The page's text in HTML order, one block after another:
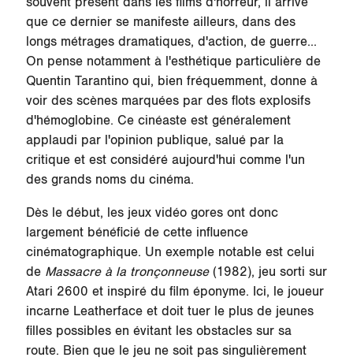
que ce dernier se manifeste ailleurs, dans des
longs métrages dramatiques, d'action, de guerre...
On pense notamment à l'esthétique particulière de
Quentin Tarantino qui, bien fréquemment, donne à
voir des scènes marquées par des flots explosifs
d'hémoglobine. Ce cinéaste est généralement
applaudi par l'opinion publique, salué par la
critique et est considéré aujourd'hui comme l'un
des grands noms du cinéma.
Dès le début, les jeux vidéo gores ont donc
largement bénéficié de cette influence
cinématographique. Un exemple notable est celui
de Massacre à la tronçonneuse (1982), jeu sorti sur
Atari 2600 et inspiré du film éponyme. Ici, le joueur
incarne Leatherface et doit tuer le plus de jeunes
filles possibles en évitant les obstacles sur sa
route. Bien que le jeu ne soit pas singulièrement